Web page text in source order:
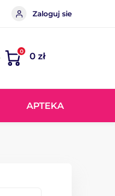
Zaloguj sie
0 0 zł
APTEKA